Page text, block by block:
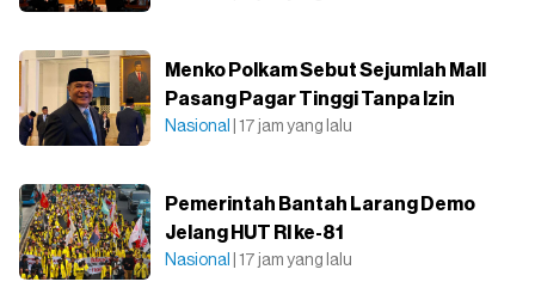
Menko Polkam Sebut Sejumlah Mall
Pasang Pagar Tinggi Tanpa Izin
Nasional | 17 jam yang lalu
Pemerintah Bantah Larang Demo
Jelang HUT RI ke-81
Nasional | 17 jam yang lalu